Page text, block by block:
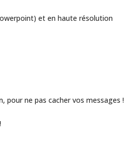
et en haute résolution
pour ne pas cacher vos messages !